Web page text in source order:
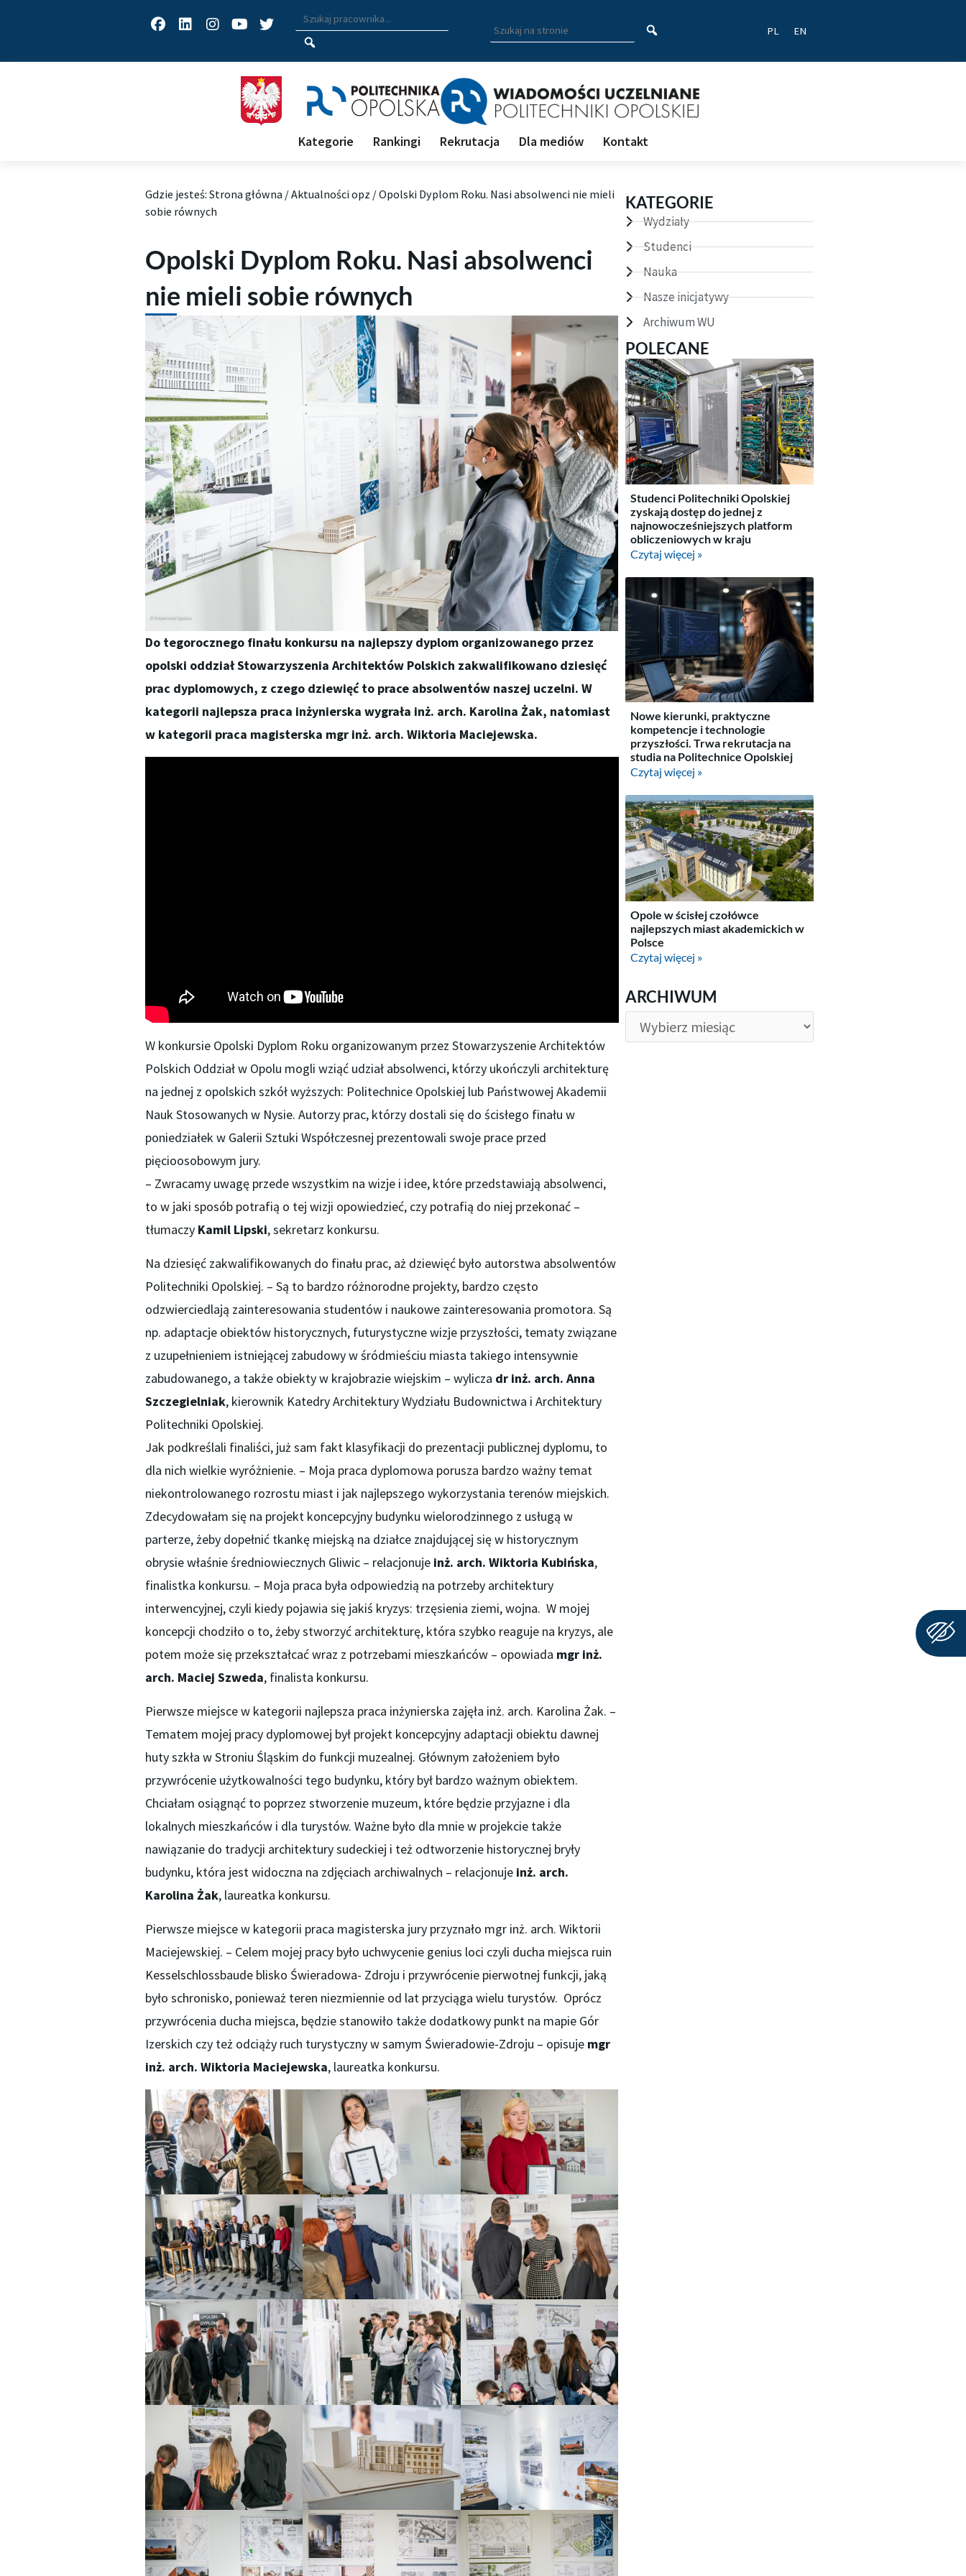
Facebook
LinkedinInstagram
YoutubeTwitterWyszukiwarka pracowników
Wpisz nazwisko, fragment nazwiska bądź imię pracownika aby wyszukać
Wpisz
szukaną
frazę
wyszukać
na
PL EN
Kategorie Rankingi Rekrutacja Dla mediów Kontakt
Gdzie jesteś: Strona główna /Aktualności opz /Opolski Dyplom Roku. Nasi absolwenci nie mieli
sobie równych
Opolski Dyplom Roku. Nasi absolwenci
nie mieli sobie równych
Do tegorocznego finału konkursu na najlepszy dyplom organizowanego przez
opolski oddział Stowarzyszenia Architektów Polskich zakwalifikowano dziesięć
prac dyplomowych, z czego dziewięć to prace absolwentów naszej uczelni. W
kategorii najlepsza praca inżynierska wygrała inż. arch. Karolina Żak, natomiast
w kategorii praca magisterska mgr inż. arch. Wiktoria Maciejewska.
W konkursie Opolski Dyplom Roku organizowanym przez Stowarzyszenie Architektów
Polskich Oddział w Opolu mogli wziąć udział absolwenci, którzy ukończyli architekturę
na jednej z opolskich szkół wyższych: Politechnice Opolskiej lub Państwowej Akademii
Nauk Stosowanych w Nysie. Autorzy prac, którzy dostali się do ścisłego finału w
poniedziałek w Galerii Sztuki Współczesnej prezentowali swoje prace przed
pięcioosobowym jury.
– Zwracamy uwagę przede wszystkim na wizje i idee, które przedstawiają absolwenci,
to w jaki sposób potrafią o tej wizji opowiedzieć, czy potrafią do niej przekonać –
tłumaczy Kamil Lipski, sekretarz konkursu.
Na dziesięć zakwalifikowanych do finału prac, aż dziewięć było autorstwa absolwentów
Politechniki Opolskiej. – Są to bardzo różnorodne projekty, bardzo często
odzwierciedlają zainteresowania studentów i naukowe zainteresowania promotora. Są
np. adaptacje obiektów historycznych, futurystyczne wizje przyszłości, tematy związane
z uzupełnieniem istniejącej zabudowy w śródmieściu miasta takiego intensywnie
zabudowanego, a także obiekty w krajobrazie wiejskim – wylicza dr inż. arch. Anna
Szczegielniak, kierownik Katedry Architektury Wydziału Budownictwa i Architektury
Politechniki Opolskiej.
Jak podkreślali finaliści, już sam fakt klasyfikacji do prezentacji publicznej dyplomu, to
dla nich wielkie wyróżnienie. – Moja praca dyplomowa porusza bardzo ważny temat
niekontrolowanego rozrostu miast i jak najlepszego wykorzystania terenów miejskich.
Zdecydowałam się na projekt koncepcyjny budynku wielorodzinnego z usługą w
parterze, żeby dopełnić tkankę miejską na działce znajdującej się w historycznym
obrysie właśnie średniowiecznych Gliwic – relacjonuje inż. arch. Wiktoria Kubińska,
finalistka konkursu. – Moja praca była odpowiedzią na potrzeby architektury
interwencyjnej, czyli kiedy pojawia się jakiś kryzys: trzęsienia ziemi, wojna. W mojej
koncepcji chodziło o to, żeby stworzyć architekturę, która szybko reaguje na kryzys, ale
potem może się przekształcać wraz z potrzebami mieszkańców – opowiada mgr inż.
arch. Maciej Szweda, finalista konkursu.
Pierwsze miejsce w kategorii najlepsza praca inżynierska zajęła inż. arch. Karolina Żak. –
Tematem mojej pracy dyplomowej był projekt koncepcyjny adaptacji obiektu dawnej
huty szkła w Stroniu Śląskim do funkcji muzealnej. Głównym założeniem było
przywrócenie użytkowalności tego budynku, który był bardzo ważnym obiektem.
Chciałam osiągnąć to poprzez stworzenie muzeum, które będzie przyjazne i dla
lokalnych mieszkańców i dla turystów. Ważne było dla mnie w projekcie także
nawiązanie do tradycji architektury sudeckiej i też odtworzenie historycznej bryły
budynku, która jest widoczna na zdjęciach archiwalnych – relacjonuje inż. arch.
Karolina Żak, laureatka konkursu.
Pierwsze miejsce w kategorii praca magisterska jury przyznało mgr inż. arch. Wiktorii
Maciejewskiej. – Celem mojej pracy było uchwycenie genius loci czyli ducha miejsca ruin
Kesselschlossbaude blisko Świeradowa- Zdroju i przywrócenie pierwotnej funkcji, jaką
było schronisko, ponieważ teren niezmiennie od lat przyciąga wielu turystów. Oprócz
przywrócenia ducha miejsca, będzie stanowiło także dodatkowy punkt na mapie Gór
Izerskich czy też odciąży ruch turystyczny w samym Świeradowie-Zdroju – opisuje mgr
inż. arch. Wiktoria Maciejewska, laureatka konkursu.
KATEGORIE
Wydziały
Studenci
Nauka
Nasze inicjatywy
Archiwum WU
POLECANE
Studenci Politechniki Opolskiej
zyskają dostęp do jednej z
najnowocześniejszych platform
obliczeniowych w kraju
Czytaj więcej »
Nowe kierunki, praktyczne
kompetencje i technologie
przyszłości. Trwa rekrutacja na
studia na Politechnice Opolskiej
Czytaj więcej »
Opole w ścisłej czołówce
najlepszych miast akademickich w
Polsce
Czytaj więcej »
ARCHIWUM
ARCHIWUM